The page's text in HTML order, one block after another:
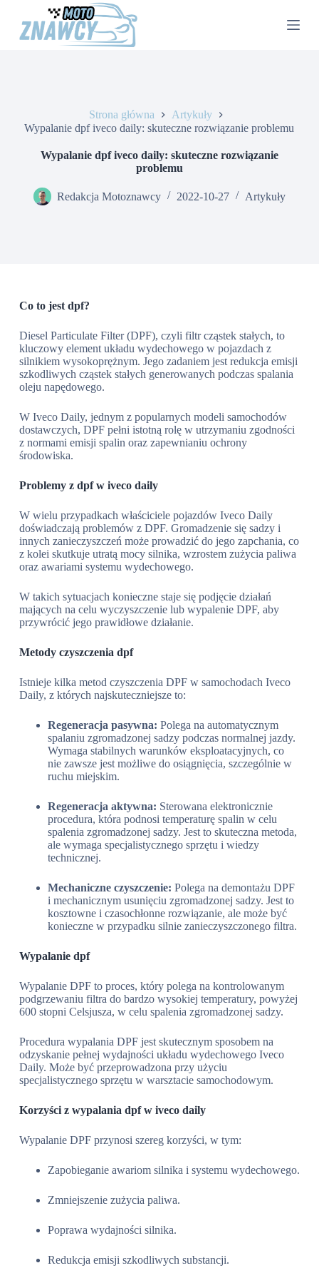
Strona główna
Artykuły
Wypalanie dpf iveco daily: skuteczne rozwiązanie problemu
Wypalanie dpf iveco daily: skuteczne rozwiązanie
problemu
Redakcja Motoznawcy 2022-10-27 Artykuły
Co to jest dpf?
Diesel Particulate Filter (DPF), czyli filtr cząstek stałych, to
kluczowy element układu wydechowego w pojazdach z
silnikiem wysokoprężnym. Jego zadaniem jest redukcja emisji
szkodliwych cząstek stałych generowanych podczas spalania
oleju napędowego.
W Iveco Daily, jednym z popularnych modeli samochodów
dostawczych, DPF pełni istotną rolę w utrzymaniu zgodności
z normami emisji spalin oraz zapewnianiu ochrony
środowiska.
Problemy z dpf w iveco daily
W wielu przypadkach właściciele pojazdów Iveco Daily
doświadczają problemów z DPF. Gromadzenie się sadzy i
innych zanieczyszczeń może prowadzić do jego zapchania, co
z kolei skutkuje utratą mocy silnika, wzrostem zużycia paliwa
oraz awariami systemu wydechowego.
W takich sytuacjach konieczne staje się podjęcie działań
mających na celu wyczyszczenie lub wypalenie DPF, aby
przywrócić jego prawidłowe działanie.
Metody czyszczenia dpf
Istnieje kilka metod czyszczenia DPF w samochodach Iveco
Daily, z których najskuteczniejsze to:
Regeneracja pasywna: Polega na automatycznym
spalaniu zgromadzonej sadzy podczas normalnej jazdy.
Wymaga stabilnych warunków eksploatacyjnych, co
nie zawsze jest możliwe do osiągnięcia, szczególnie w
ruchu miejskim.
Regeneracja aktywna: Sterowana elektronicznie
procedura, która podnosi temperaturę spalin w celu
spalenia zgromadzonej sadzy. Jest to skuteczna metoda,
ale wymaga specjalistycznego sprzętu i wiedzy
technicznej.
Mechaniczne czyszczenie: Polega na demontażu DPF
i mechanicznym usunięciu zgromadzonej sadzy. Jest to
kosztowne i czasochłonne rozwiązanie, ale może być
konieczne w przypadku silnie zanieczyszczonego filtra.
Wypalanie dpf
Wypalanie DPF to proces, który polega na kontrolowanym
podgrzewaniu filtra do bardzo wysokiej temperatury, powyżej
600 stopni Celsjusza, w celu spalenia zgromadzonej sadzy.
Procedura wypalania DPF jest skutecznym sposobem na
odzyskanie pełnej wydajności układu wydechowego Iveco
Daily. Może być przeprowadzona przy użyciu
specjalistycznego sprzętu w warsztacie samochodowym.
Korzyści z wypalania dpf w iveco daily
Wypalanie DPF przynosi szereg korzyści, w tym:
Zapobieganie awariom silnika i systemu wydechowego.
Zmniejszenie zużycia paliwa.
Poprawa wydajności silnika.
Redukcja emisji szkodliwych substancji.